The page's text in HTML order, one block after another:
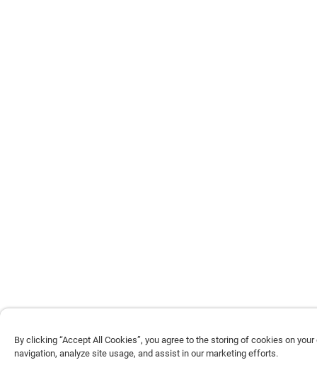
By clicking “Accept All Cookies”, you agree to the storing of cookies on
navigation, analyze site usage, and assist in our marketing efforts.